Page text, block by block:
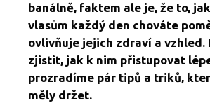
banálně, faktem ale je, že to,
vlasům každý den chováte
ovlivňuje jejich zdraví a vzhled.
zjistit, jak k nim přistupovat
prozradíme pár tipů a triků,
měly držet.